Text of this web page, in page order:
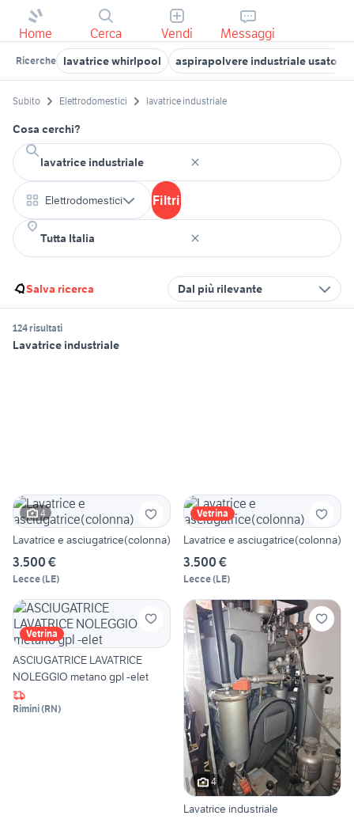
Home Cerca Vendi Messaggi
Ricerche lavatrice whirlpool aspirapolvere industriale usato
Subito Elettrodomestici lavatrice industriale
Cosa cerchi?
Elettrodomestici Filtri
Salva ricerca Dal più rilevante
124 risultati
Lavatrice industriale
4
Lavatrice e asciugatrice(colonna)
3.500 €
Lecce(LE)
Vetrina
Lavatrice e asciugatrice(colonna)
3.500 €
Lecce(LE)
Vetrina
ASCIUGATRICE LAVATRICE
NOLEGGIO metano gpl -elet
Rimini(RN)
4
Lavatrice industriale